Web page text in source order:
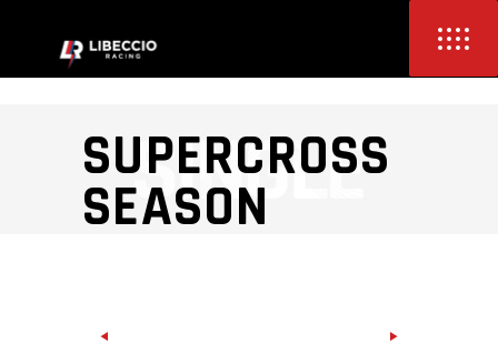
SUPERCROSS
SEASON